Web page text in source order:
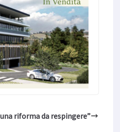
riforma da respingere”